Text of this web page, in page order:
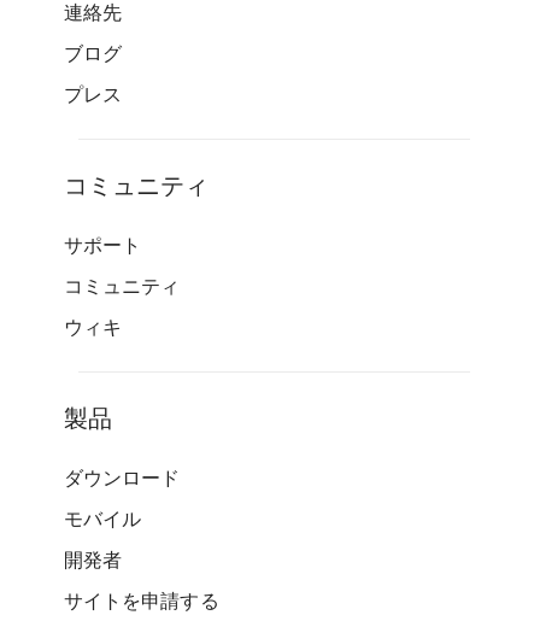
連絡先
ブログ
プレス
コミュニティ
サポート
コミュニティ
ウィキ
製品
ダウンロード
モバイル
開発者
サイトを申請する